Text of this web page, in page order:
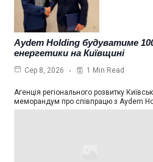
Aydem Holding будуватиме
енергетики на Київщині
Сер 8, 2026 1 Min Read
Агенція регіонального розвитку
меморандум про співпрацю з Aydem